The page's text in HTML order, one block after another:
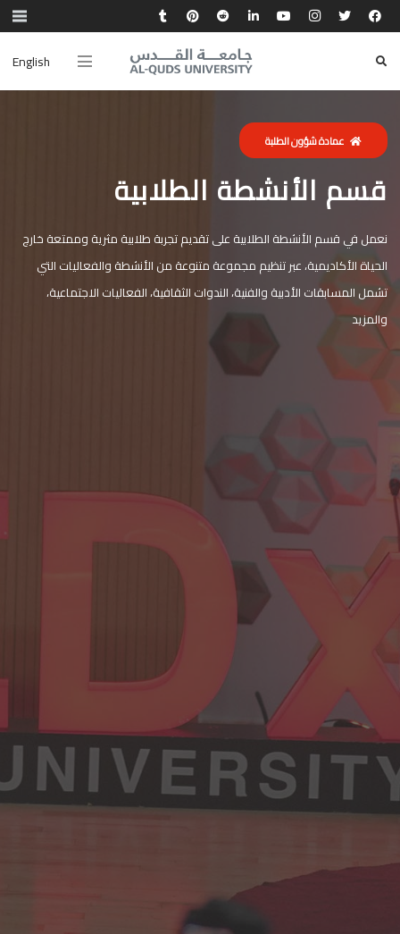
English
عمادة شؤون الطلبة
قسم الأنشطة الطلابية
نعمل في قسم الأنشطة الطلابية على تقديم تجربة طلابية مثرية وممتعة خارج
الحياة الأكاديمية، عبر تنظيم مجموعة متنوعة من الأنشطة والفعاليات التي
تشمل المسابقات الأدبية والفنية، الندوات الثقافية، الفعاليات الاجتماعية،
والمزيد